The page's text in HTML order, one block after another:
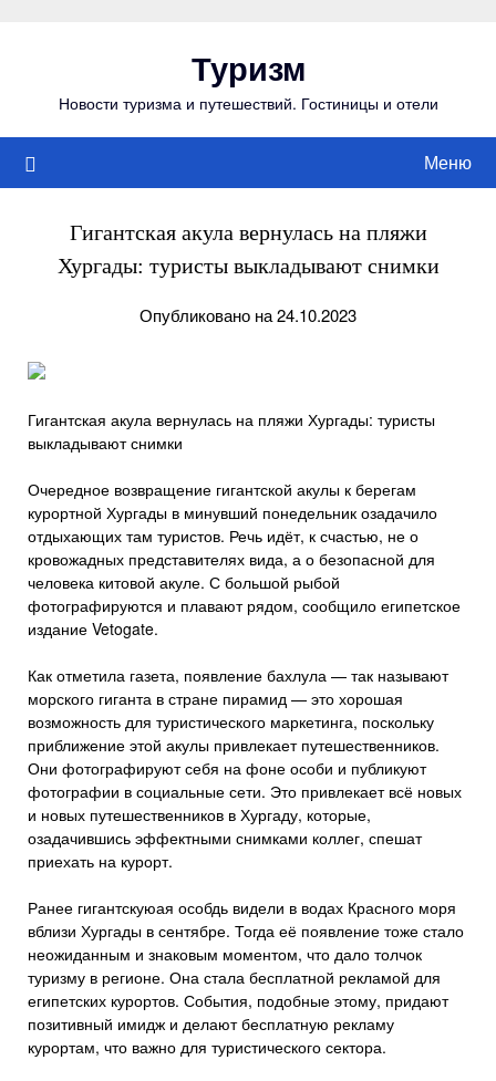
Туризм
Новости туризма и путешествий. Гостиницы и отели
Меню
Гигантская акула вернулась на пляжи
Хургады: туристы выкладывают снимки
Опубликовано на 24.10.2023
Гигантская акула вернулась на пляжи Хургады: туристы
выкладывают снимки
Очередное возвращение гигантской акулы к берегам
курортной Хургады в минувший понедельник озадачило
отдыхающих там туристов. Речь идёт, к счастью, не о
кровожадных представителях вида, а о безопасной для
человека китовой акуле. С большой рыбой
фотографируются и плавают рядом, сообщило египетское
издание Vetogate.
Как отметила газета, появление бахлула — так называют
морского гиганта в стране пирамид — это хорошая
возможность для туристического маркетинга, поскольку
приближение этой акулы привлекает путешественников.
Они фотографируют себя на фоне особи и публикуют
фотографии в социальные сети. Это привлекает всё новых
и новых путешественников в Хургаду, которые,
озадачившись эффектными снимками коллег, спешат
приехать на курорт.
Ранее гигантскуюая особдь видели в водах Красного моря
вблизи Хургады в сентябре. Тогда её появление тоже стало
неожиданным и знаковым моментом, что дало толчок
туризму в регионе. Она стала бесплатной рекламой для
египетских курортов. События, подобные этому, придают
позитивный имидж и делают бесплатную рекламу
курортам, что важно для туристического сектора.